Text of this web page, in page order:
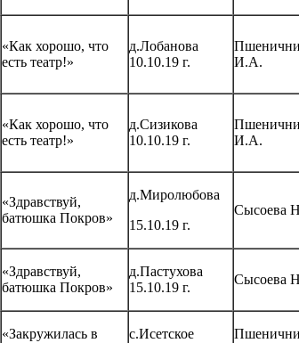
«Как хорошо, что
есть театр!»
д.Лобанова
10.10.19 г.
И.А.
«Как хорошо, что
есть театр!»
д.Сизикова
10.10.19 г.
И.А.
«Здравствуй,
батюшка Покров»
д.Миролюбова
15.10.19 г.
Сысоева
«Здравствуй,
батюшка Покров»
д.Пастухова
15.10.19 г.
Сысоева
«Закружилась в
с.Исетское